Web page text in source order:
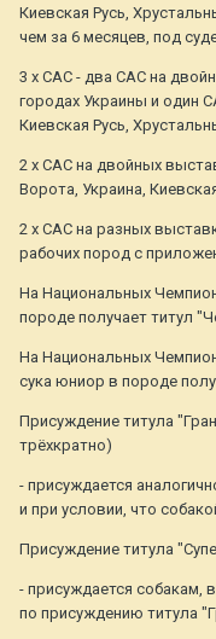
Киевская Русь,
чем за 6 месяцев, под
3 х САС - два САС на
городах Украины и один
Киевская Русь,
2 х САС на двойных
Ворота, Украина,
2 х САС на разных
рабочих пород с
На Национальных
породе получает титул
На Национальных
сука юниор в породе
Присуждение титула
трёхкратно)
- присуждается
и при условии, что
Присуждение титула
- присуждается
по присуждению титула